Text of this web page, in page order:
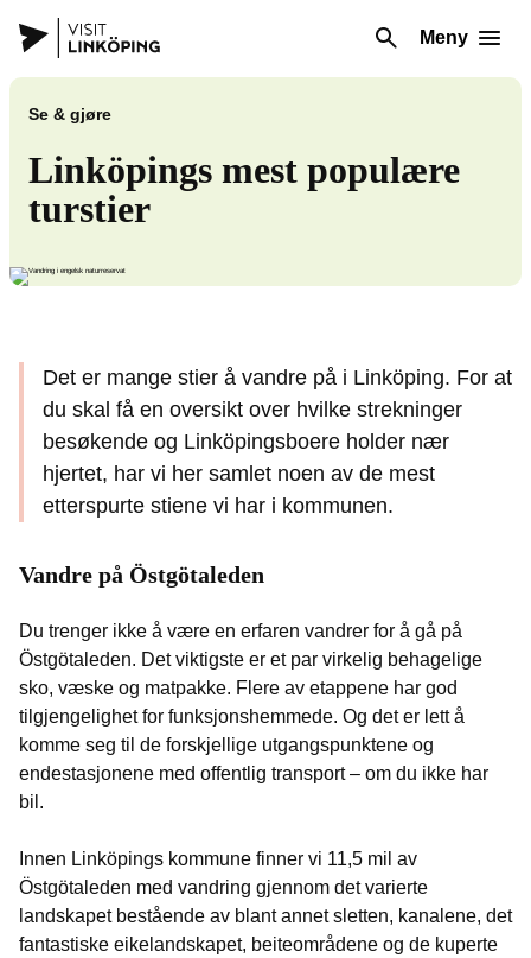
Meny
Se & gjøre
Linköpings mest populære
turstier
Det er mange stier å vandre på i Linköping. For at
du skal få en oversikt over hvilke strekninger
besøkende og Linköpingsboere holder nær
hjertet, har vi her samlet noen av de mest
etterspurte stiene vi har i kommunen.
Vandre på Östgötaleden
Du trenger ikke å være en erfaren vandrer for å gå på
Östgötaleden. Det viktigste er et par virkelig behagelige
sko, væske og matpakke. Flere av etappene har god
tilgjengelighet for funksjonshemmede. Og det er lett å
komme seg til de forskjellige utgangspunktene og
endestasjonene med offentlig transport – om du ikke har
bil.
Innen Linköpings kommune finner vi 11,5 mil av
Östgötaleden med vandring gjennom det varierte
landskapet bestående av blant annet sletten, kanalene, det
fantastiske eikelandskapet, beiteområdene og de kuperte